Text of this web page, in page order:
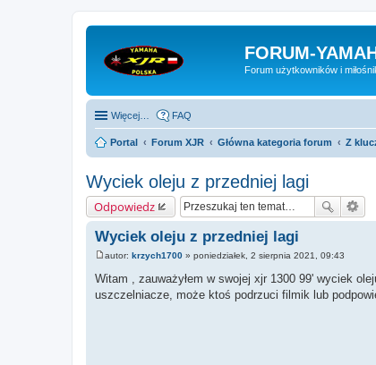
FORUM-
Forum użytkowników i
Więcej… FAQ
Portal Forum XJR Główna kategoria forum Z
Wyciek oleju z przedniej lagi
Odpowiedz
Wyciek oleju z przedniej lagi
o
s
t
autor: krzych1700 » poniedziałek, 2 sierpnia 2021, 09:43
Witam , zauważyłem w swojej xjr 1300 99' wyciek
uszczelniacze, może ktoś podrzuci filmik lub